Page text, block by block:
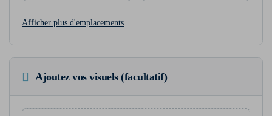
Afficher plus d'emplacements
Ajoutez vos visuels (facultatif)